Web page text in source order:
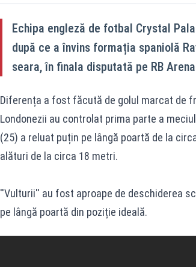
Echipa engleză de fotbal Crystal
după ce a învins formația spaniolă
seara, în finala disputată pe RB
Diferența a fost făcută de golul marcat de
Londonezii au controlat prima parte a
(25) a reluat puțin pe lângă poartă de la
alături de la circa 18 metri.
''Vulturii'' au fost aproape de deschiderea
pe lângă poartă din poziție ideală.